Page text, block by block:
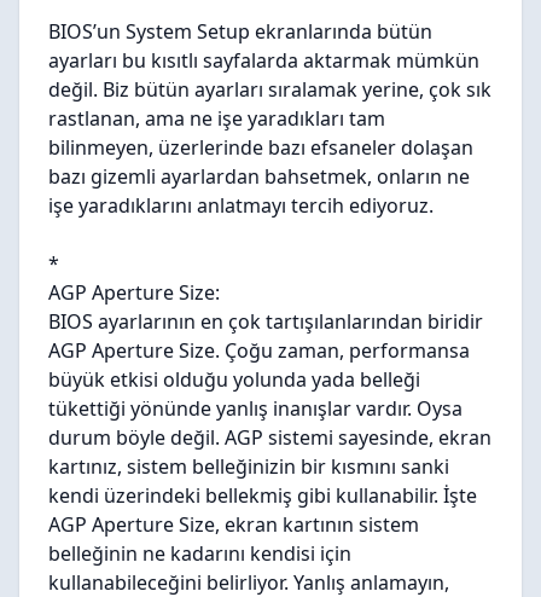
BIOS’un System Setup ekranlarında bütün
ayarları bu kısıtlı sayfalarda aktarmak mümkün
değil. Biz bütün ayarları sıralamak yerine, çok sık
rastlanan, ama ne işe yaradıkları tam
bilinmeyen, üzerlerinde bazı efsaneler dolaşan
bazı gizemli ayarlardan bahsetmek, onların ne
işe yaradıklarını anlatmayı tercih ediyoruz.
*
AGP Aperture Size:
BIOS ayarlarının en çok tartışılanlarından biridir
AGP Aperture Size. Çoğu zaman, performansa
büyük etkisi olduğu yolunda yada belleği
tükettiği yönünde yanlış inanışlar vardır. Oysa
durum böyle değil. AGP sistemi sayesinde, ekran
kartınız, sistem belleğinizin bir kısmını sanki
kendi üzerindeki bellekmiş gibi kullanabilir. İşte
AGP Aperture Size, ekran kartının sistem
belleğinin ne kadarını kendisi için
kullanabileceğini belirliyor. Yanlış anlamayın,